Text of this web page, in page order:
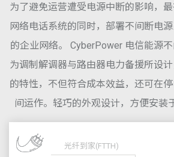
为了避免运营遭受电源中断的影响，
网络电话系统的同时，部署不间断电
的企业网络。 CyberPower 电信能源
为调制解调器与路由器电力备援所设
的特性，不但符合成本效益，还可在
间运作。轻巧的外观设计，方便安装
光纤到家(FTTH)